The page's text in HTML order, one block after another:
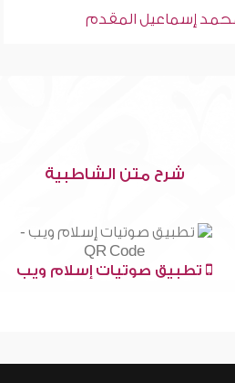
شرح متن الشاطبية
تطبيق صوتيات إسلام ويب